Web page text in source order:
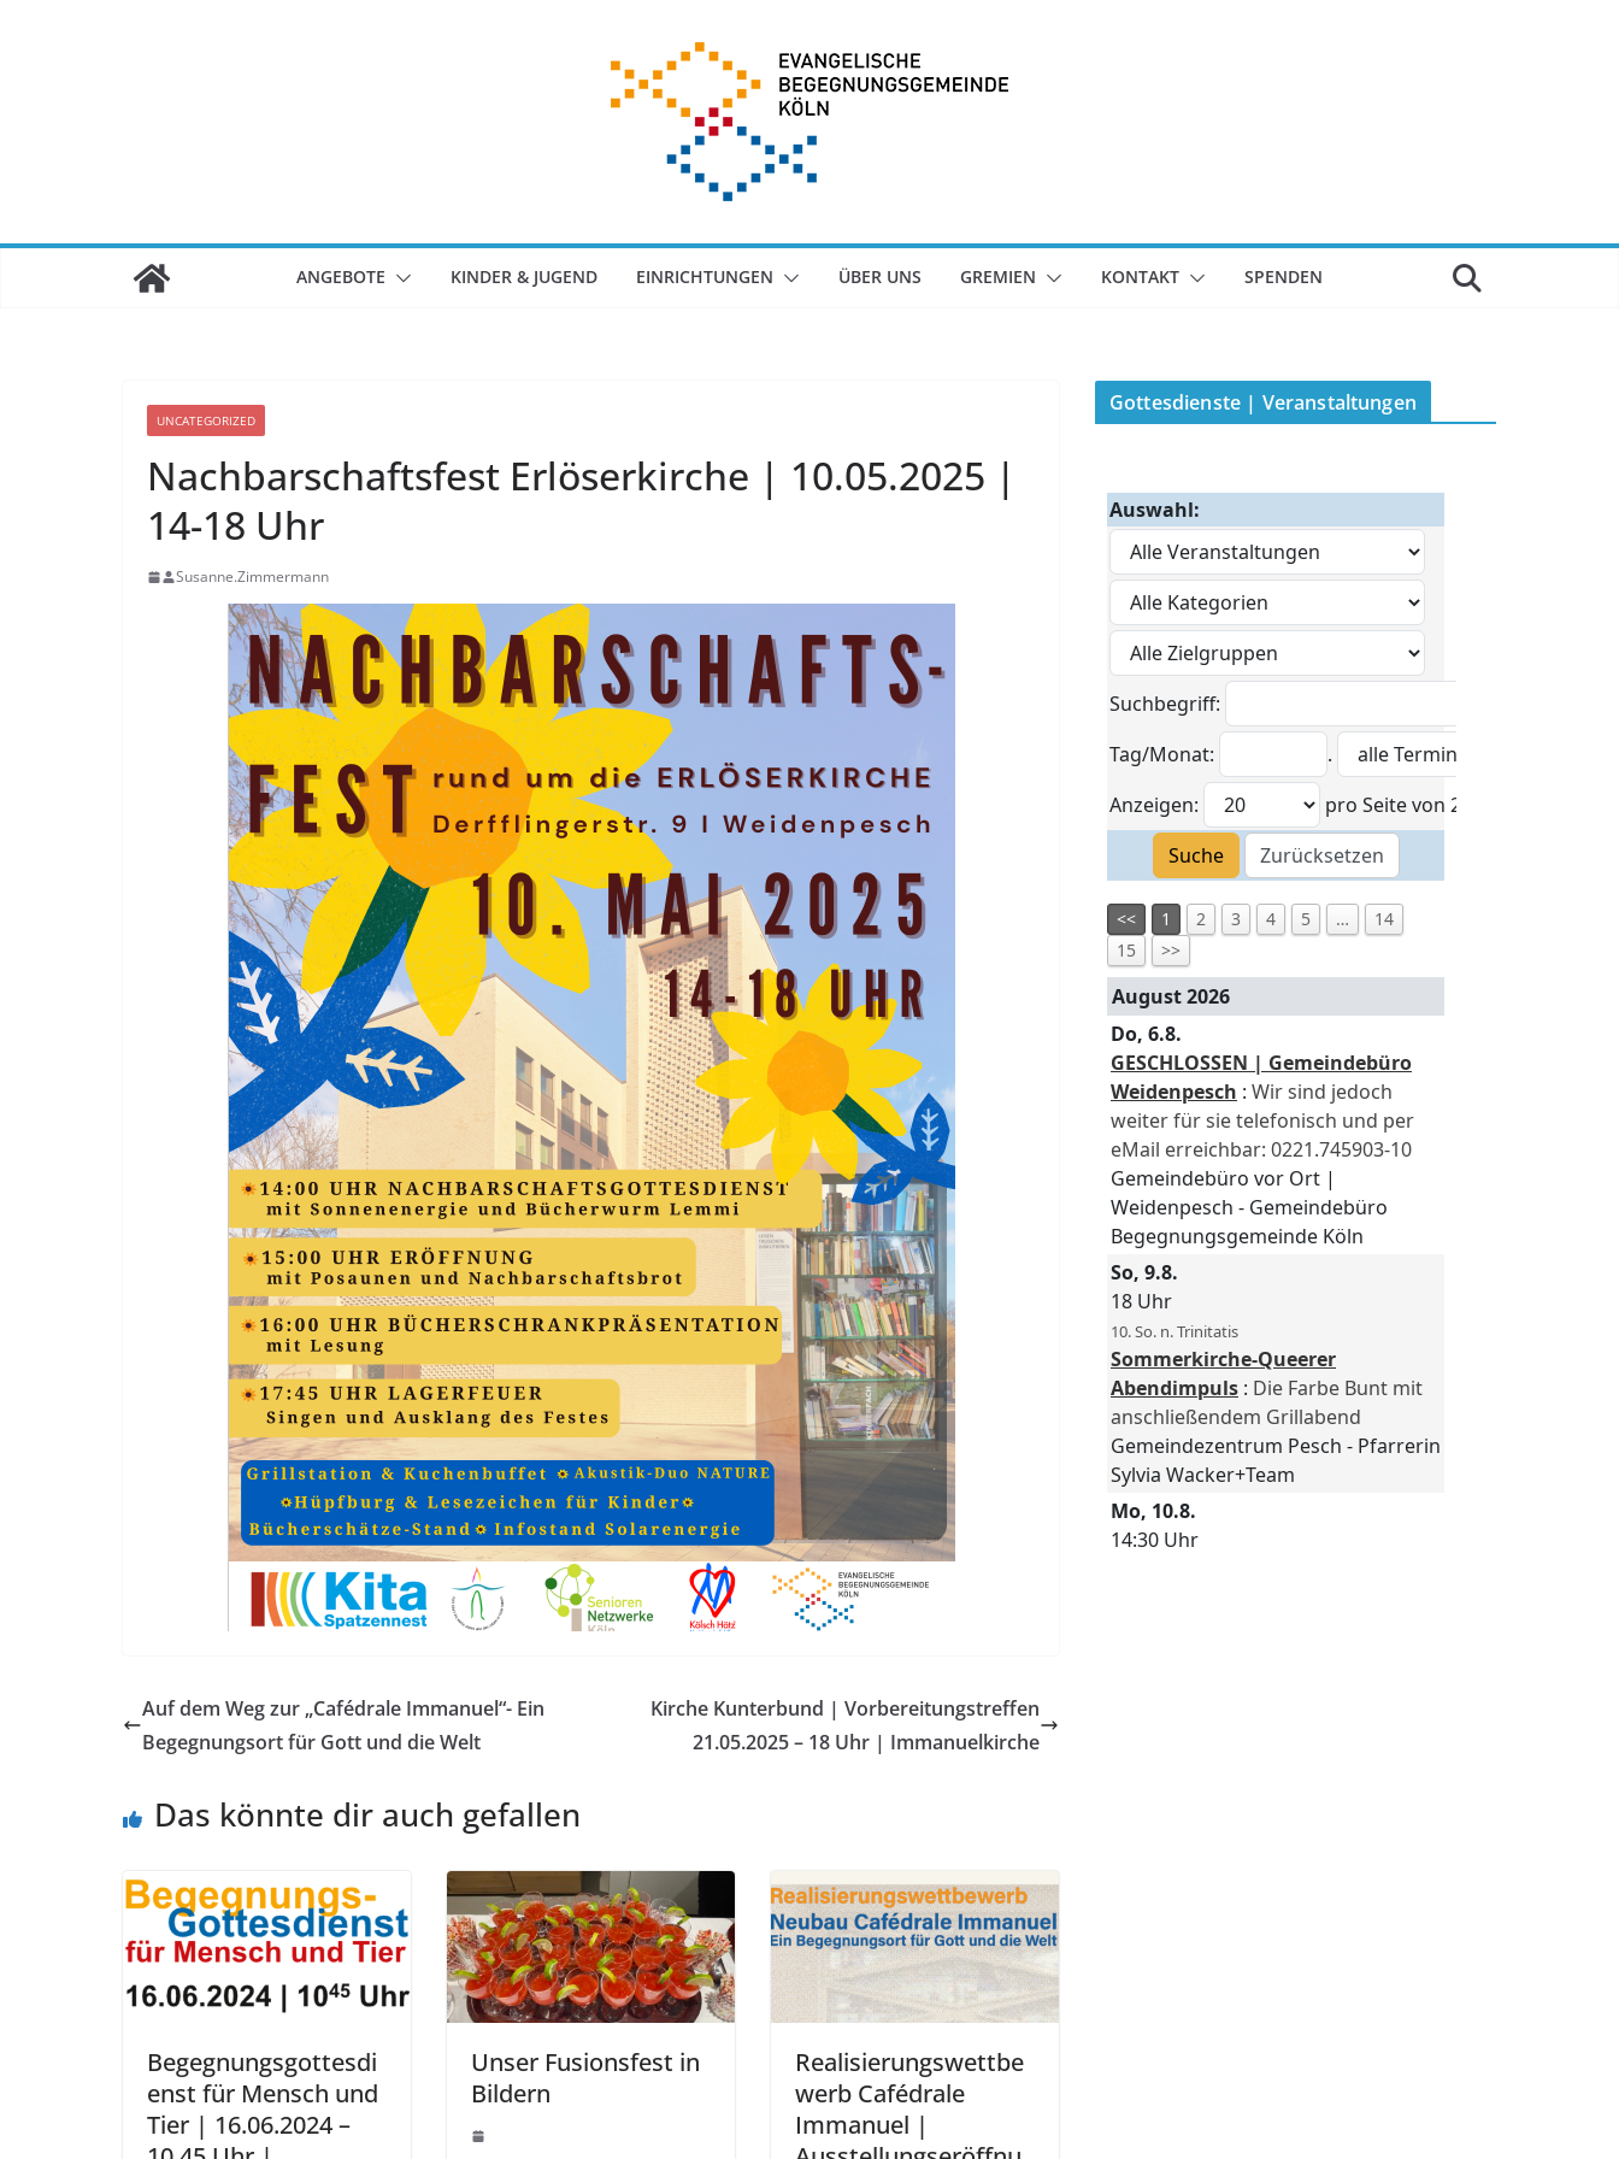
ANGEBOTE KINDER & JUGEND EINRICHTUNGEN ÜBER UNS GREMIEN KONTAKT SPENDEN
UNCATEGORIZED
Nachbarschaftsfest Erlöserkirche | 10.05.2025 |
14-18 Uhr
Susanne.Zimmermann
Auf dem Weg zur „Cafédrale Immanuel“- Ein
Begegnungsort für Gott und die Welt
Kirche Kunterbund | Vorbereitungstreffen
21.05.2025 – 18 Uhr | Immanuelkirche
Das könnte dir auch gefallen
Begegnungsgottesdi
enst für Mensch und
Tier | 16.06.2024 –
Unser Fusionsfest in
Bildern
Realisierungswettbe
werb Cafédrale
Immanuel |
Gottesdienste | Veranstaltungen